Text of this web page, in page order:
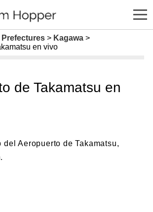
Prefectures
Kagawa
en vivo
de Takamatsu en
del Aeropuerto de Takamatsu,